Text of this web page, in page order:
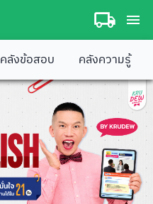
คลังข้อสอบ คลังความรู้